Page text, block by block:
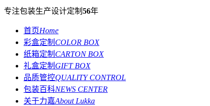
专注包装生产设计定制 56年
首页Home
彩盒定制 COLOR BOX
纸箱定制 CARTON BOX
礼盒定制 GIFT BOX
品质管控QUALITY CONTROL
包装百科NEWS CENTER
关于力嘉About Lukka